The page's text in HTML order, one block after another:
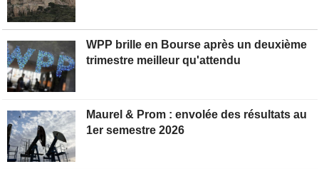
WPP brille en Bourse après un deuxième
trimestre meilleur qu'attendu
Maurel & Prom : envolée des résultats au
1er semestre 2026